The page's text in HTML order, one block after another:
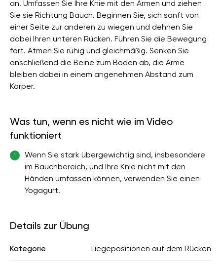
an. Umfassen Sie Ihre Knie mit den Armen und ziehen
Sie sie Richtung Bauch. Beginnen Sie, sich sanft von
einer Seite zur anderen zu wiegen und dehnen Sie
dabei Ihren unteren Rücken. Führen Sie die Bewegung
fort. Atmen Sie ruhig und gleichmäßig. Senken Sie
anschließend die Beine zum Boden ab, die Arme
bleiben dabei in einem angenehmen Abstand zum
Körper.
Was tun, wenn es nicht wie im Video
funktioniert
1
Wenn Sie stark übergewichtig sind, insbesondere
im Bauchbereich, und Ihre Knie nicht mit den
Händen umfassen können, verwenden Sie einen
Yogagurt.
Details zur Übung
Kategorie Liegepositionen auf dem Rücken